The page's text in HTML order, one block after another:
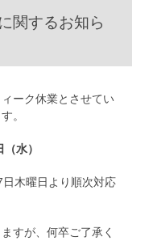
関するお知ら
ーク休業とさせてい
。
水）
木曜日より順次対応
すが、何卒ご了承く